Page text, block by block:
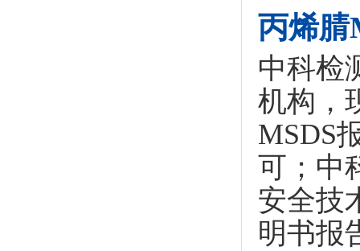
丙烯腈
中科检
机构，
MSDS
可；中
安全技
明书报